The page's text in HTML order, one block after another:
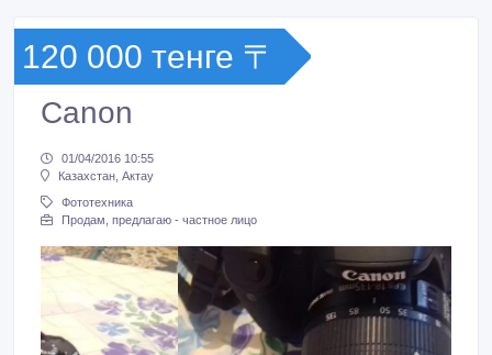
120 000 тенге 〒
Canon
01/04/2016 10:55
Казахстан, Актау
Фототехника
Продам, предлагаю - частное лицо